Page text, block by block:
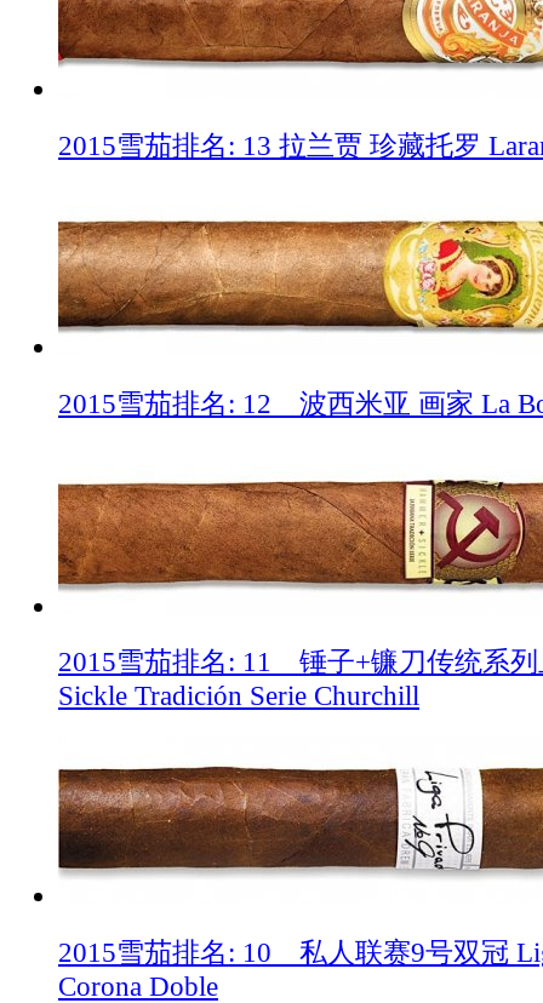
2015雪茄排名: 13 拉兰贾 珍藏托罗
2015雪茄排名: 12 波西米亚 画家 La
2015雪茄排名: 11 锤子+镰刀传统系列
Sickle Tradición Serie Churchill
2015雪茄排名: 10 私人联赛9号双冠
Corona Doble